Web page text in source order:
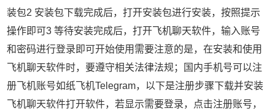
装包2 安装包下载完成后，打开安装包进行安装，按照提示
操作即可3 等待安装完成后，打开飞机聊天软件，输入账号
和密码进行登录即可开始使用需要注意的是，在安装和使用
飞机聊天软件时，要遵守相关法律法规；国内手机号可以注
册飞机账号如纸飞机Telegram，以下是注册步骤下载并安装
飞机聊天软件打开软件，若显示需要登录，点击注册账号，